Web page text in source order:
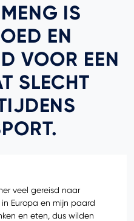
IS
EN
VOOR EEN
SLECHT
veel gereisd naar
Europa en mijn paard
en eten, dus wilden